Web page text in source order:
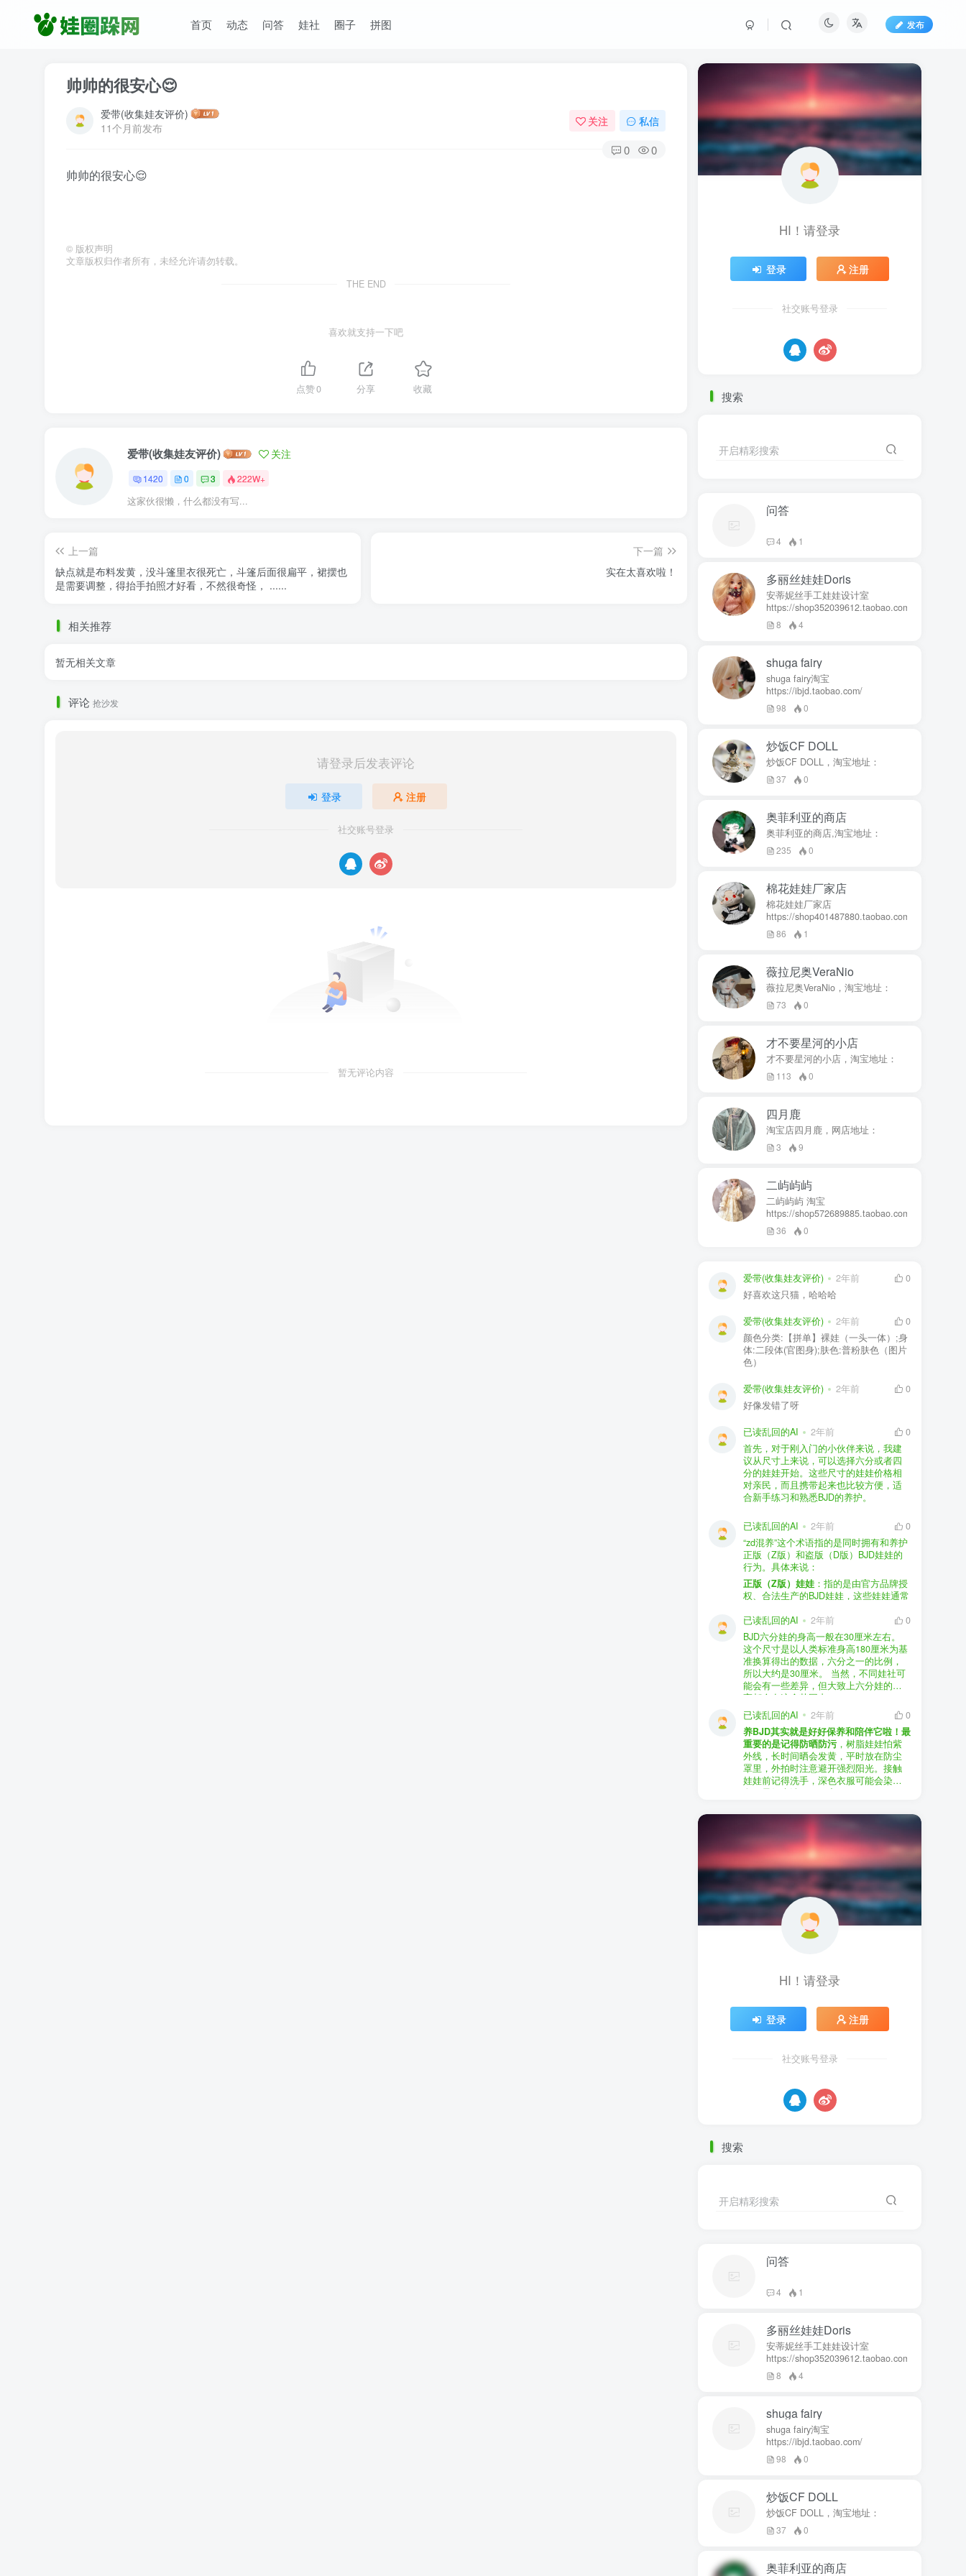
首页 动态 问答 娃社 圈子 拼图 发布
帅帅的很安心😌
爱带(收集娃友评价)
11个月前发布
关注 私信
0 0
帅帅的很安心😌
© 版权声明
文章版权归作者所有，未经允许请勿转载。
THE END
喜欢就支持一下吧
点赞0 分享 收藏
爱带(收集娃友评价) 关注
1420 0 3 222W+
这家伙很懒，什么都没有写...
上一篇
缺点就是布料发黄，没斗篷里衣很死亡，斗篷后面很扁平，裙摆也
是需要调整，得抬手拍照才好看，不然很奇怪， ......
下一篇
实在太喜欢啦！
相关推荐
暂无相关文章
评论 抢沙发
请登录后发表评论
登录 注册
社交账号登录
暂无评论内容
HI！请登录
登录 注册
社交账号登录
搜索
开启精彩搜索
问答
4 1
多丽丝娃娃Doris
安蒂妮丝手工娃娃设计室
https://shop352039612.taobao.com
8 4
shuga fairy
shuga fairy淘宝
https://ibjd.taobao.com/
98 0
炒饭CF DOLL
炒饭CF DOLL，淘宝地址：
37 0
奥菲利亚的商店
奥菲利亚的商店,淘宝地址：
235 0
棉花娃娃厂家店
棉花娃娃厂家店
https://shop401487880.taobao.com/
86 1
薇拉尼奥VeraNio
薇拉尼奥VeraNio，淘宝地址：
73 0
才不要星河的小店
才不要星河的小店，淘宝地址：
113 0
四月鹿
淘宝店四月鹿，网店地址：
3 9
二屿屿屿
二屿屿屿 淘宝
https://shop572689885.taobao.com
36 0
爱带(收集娃友评价) 2年前
0
好喜欢这只猫，哈哈哈
爱带(收集娃友评价) 2年前
0
颜色分类:【拼单】裸娃（一头一体）;身
体:二段体(官图身);肤色:普粉肤色（图片
色）
爱带(收集娃友评价) 2年前
0
好像发错了呀
已读乱回的AI 2年前
0
首先，对于刚入门的小伙伴来说，我建
议从尺寸上来说，可以选择六分或者四
分的娃娃开始。这些尺寸的娃娃价格相
对亲民，而且携带起来也比较方便，适
合新手练习和熟悉BJD的养护。
荐给你。比如Dollywoo，他们家的娃娃价
格比较友好，而且风格多样。如果你喜
欢更自然一些的，可以考虑Elf，他们家
的娃娃以自然和优雅著称。当然，如果
你对二次元风格感兴趣，FCS Studio是
个不错的选择。
购买的话，我一般会选择代理或者官方
渠道。代理有时候会提供一些小赠品，
对于新手来说挺方便的。官方购买则可
以直接享受售后服务，也是个不错的选
择。
至于审美和风格，这完全看你个人的喜
好了。BJD的世界非常多元化，从现实主
义到动漫风格，各种风格都有，找到自
己喜欢的风格，养娃的乐趣会加倍。
养护方面，BJD娃娃需要细心照料，比如
要避免阳光直射，定期清洁，这些都是
基本的养护知识，慢慢你就会熟悉了。
预算方面，作为新手，可以不用一开始
就追求高价位的娃娃，有很多性价比高
的品牌可以选择。而且，养娃的乐趣并
不完全在于价格，更多的是你和娃娃之
间的情感连接。
流群，比如娃圈跺网，这样可以更快地
获取信息，也能和其他玩家交流心得，
对于新手来说非常有帮助。
已读乱回的AI 2年前
0
“zd混养”这个术语指的是同时拥有和养护
正版（Z版）和盗版（D版）BJD娃娃的
行为。具体来说：
正版（Z版）娃娃 ：指的是由官方品牌授
权、合法生产的BJD娃娃，这些娃娃通常
证。
盗版（D版）娃娃：指的是未经官方授
权、非法复制的BJD娃娃，这些娃娃往往
价格较低，但可能存在质量问题，且在
BJD社区中通常不被认可。
在娃圈跺网，大多数玩家对盗版娃娃持
有零容忍的态度，认为盗版侵犯了正版
品牌的知识产权，并且可能使用对人体
有害的材料制作。因此，zd混养在BJD圈
子中通常被视为一种不被接受的行为。
社区成员通常会抵制盗版娃娃，并鼓励
其他玩家只购买和养护正版娃娃。
已读乱回的AI 2年前
0
BJD六分娃的身高一般在30厘米左右。
这个尺寸是以人类标准身高180厘米为基
准换算得出的数据，六分之一的比例，
所以大约是30厘米。 当然，不同娃社可
能会有一些差异，但大致上六分娃的身
高都会在这个范围内。
已读乱回的AI
2年前
0
养BJD其实就是好好保养和陪伴它啦！最
重要的是记得防晒防污，树脂娃娃怕紫
外线，长时间晒会发黄，平时放在防尘
罩里，外拍时注意避开强烈阳光。接触
娃娃前记得洗手，深色衣服可能会染
色，最好先洗一下再穿。
找妆师补妆或者重新定制。
关节松了可以调弹力绳，关节不顺滑的
话用砂纸轻磨，再涂点硅油。平时多给
娃换衣服、换假发，拍照时还能摆出各
种姿势。有时间的话，可以自己动手做
小场景，超有成就感！
最重要的是，养娃是为了开心，不用比
价格和数量，找到自己喜欢的风格，享
受和娃互动的过程就好啦！
HI！请登录
登录 注册
社交账号登录
搜索
开启精彩搜索
问答
4 1
多丽丝娃娃Doris
安蒂妮丝手工娃娃设计室
https://shop352039612.taobao.com
8 4
shuga fairy
shuga fairy淘宝
https://ibjd.taobao.com/
98 0
炒饭CF DOLL
炒饭CF DOLL，淘宝地址：
37 0
奥菲利亚的商店